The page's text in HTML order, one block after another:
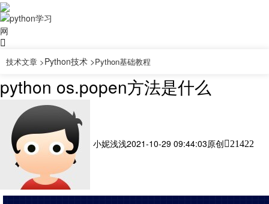
技术文章 >Python技术 >Python基础教程
python os.popen方法是什么
小妮浅浅2021-10-29 09:44:03原创 21422